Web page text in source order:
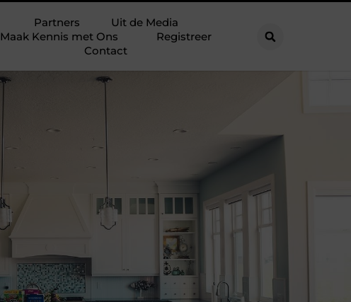
Partners
Uit de Media
Maak Kennis met Ons
Registreer
Contact